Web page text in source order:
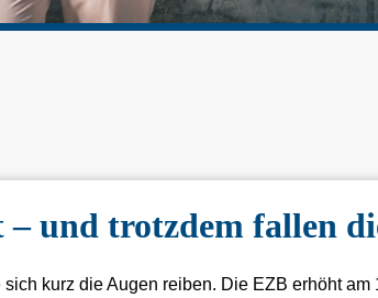
und trotzdem fallen
kurz die Augen reiben. Die EZB erhöht am